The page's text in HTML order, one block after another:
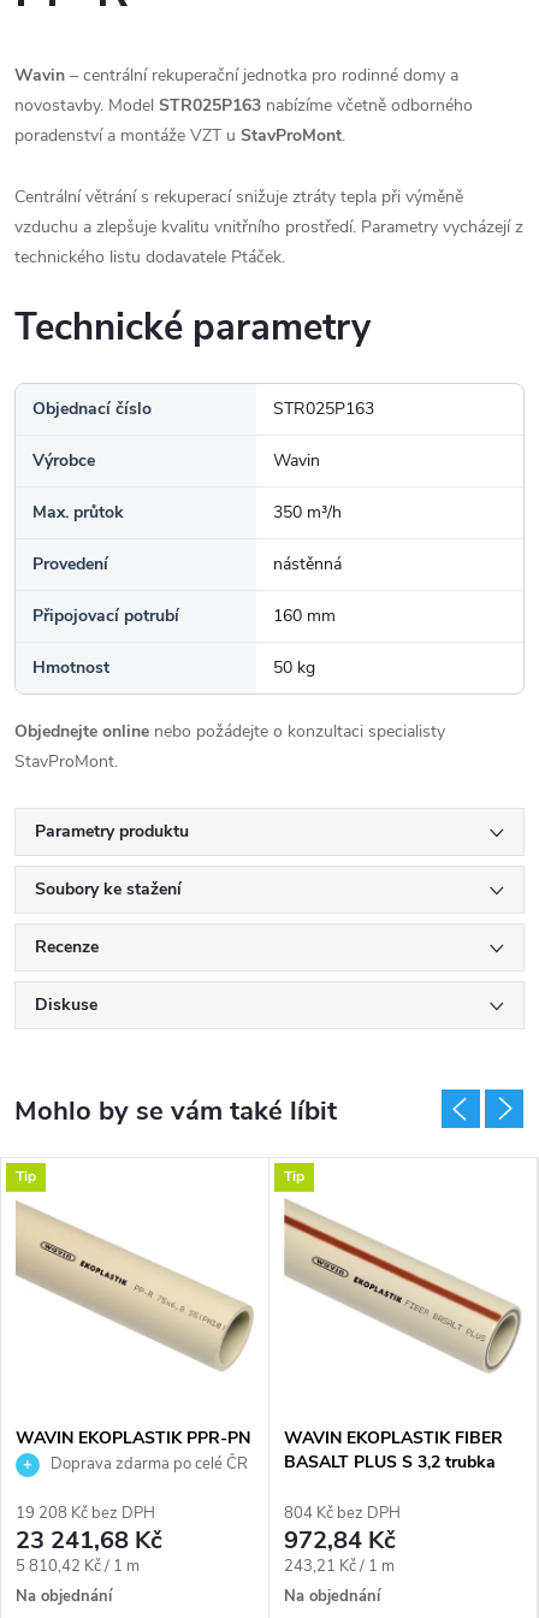
Wavin – centrální rekuperační jednotka pro rodinné domy a
novostavby. Model STR025P163 nabízíme včetně odborného
poradenství a montáže VZT u StavProMont.
Centrální větrání s rekuperací snižuje ztráty tepla při výměně
vzduchu a zlepšuje kvalitu vnitřního prostředí. Parametry vycházejí z
technického listu dodavatele Ptáček.
Technické parametry
Objednací číslo STR025P163
Výrobce Wavin
Max. průtok 350 m³/h
Provedení nástěnná
Připojovací potrubí 160 mm
Hmotnost 50 kg
Objednejte online nebo požádejte o konzultaci specialisty
StavProMont.
Parametry produktu
Soubory ke stažení
Recenze
Diskuse
Tip
WAVIN EKOPLASTIK PPR-PN
10 trubka 63x5,8mm, 4000mm,
Doprava zdarma po celé ČR
19 208 Kč bez DPH
23 241,68 Kč
Měrná
cena:
5 810,42 Kč / 1 m
Na objednání
Tip
WAVIN EKOPLASTIK FIBER
BASALT PLUS S 3,2 trubka
svařovací, voda, PP-RCT, šedá
804 Kč bez DPH
972,84 Kč
Měrná
cena:
243,21 Kč / 1 m
Na objednání